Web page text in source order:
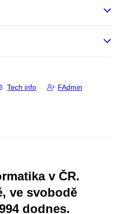
Tech info FAdmin
v ČR.
ve svobodě
dodnes.